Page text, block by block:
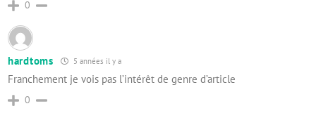
0
hardtoms 5 années il y a
Franchement je vois pas l’intérêt de genre d’article
0